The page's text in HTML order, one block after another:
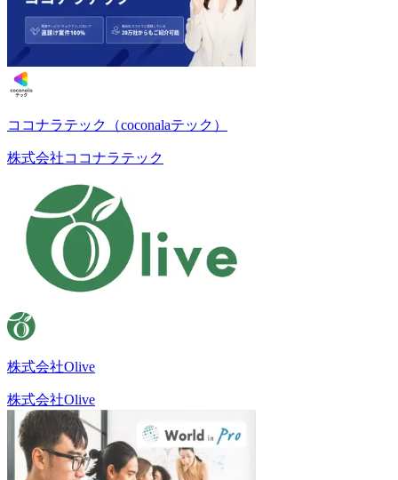
ココナラテック（coconalaテック）
株式会社ココナラテック
株式会社Olive
株式会社Olive